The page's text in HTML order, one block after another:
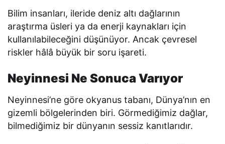
Bilim insanları, ileride deniz altı dağlarının
araştırma üsleri ya da enerji kaynakları için
kullanılabileceğini düşünüyor. Ancak çevresel
riskler hâlâ büyük bir soru işareti.
Neyinnesi Ne Sonuca Varıyor
Neyinnesi’ne göre okyanus tabanı, Dünya’nın en
gizemli bölgelerinden biri. Görmediğimiz dağlar,
bilmediğimiz bir dünyanın sessiz kanıtlarıdır.